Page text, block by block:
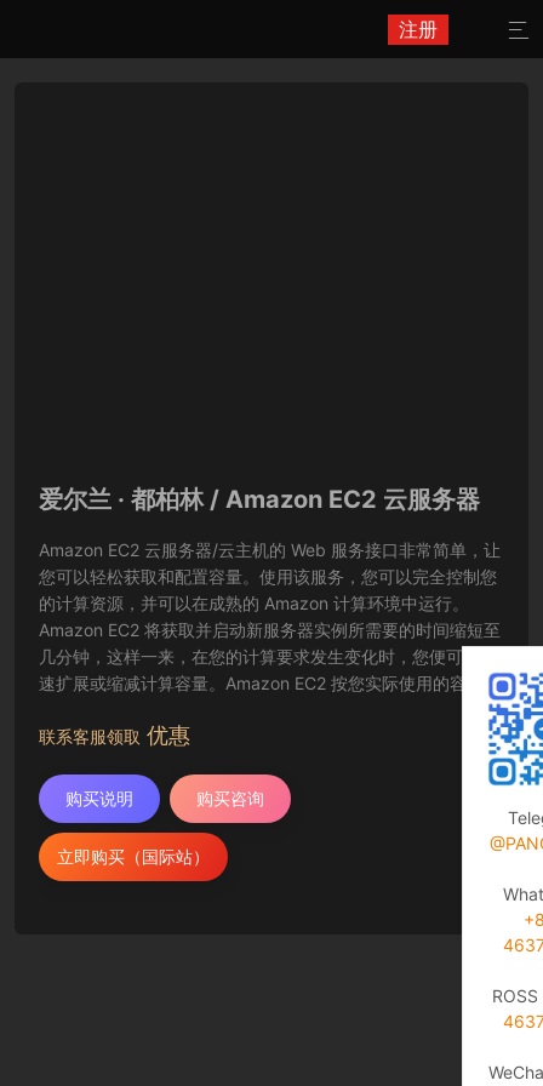
注册 
爱尔兰 · 都柏林 / Amazon EC2 云服务器
Amazon EC2 云服务器/云主机的 Web 服务接口非常简单，让
您可以轻松获取和配置容量。使用该服务，您可以完全控制您
的计算资源，并可以在成熟的 Amazon 计算环境中运行。
Amazon EC2 将获取并启动新服务器实例所需要的时间缩短至
几分钟，这样一来，在您的计算要求发生变化时，您便可以快
速扩展或缩减计算容量。Amazon EC2 按您实际使用的容量收
费，改变了计算的成本结算方式。Amazon EC2 云服务器还为
开发人员提供了创建故障恢复应用程序以及排除常见故障情况
联系客服领取 优惠
购买说明 购买咨询
立即购买（国际站）